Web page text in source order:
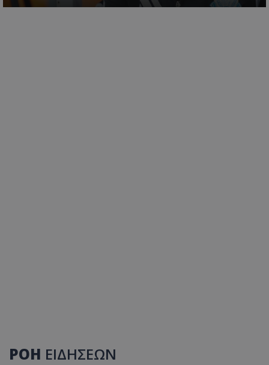
ΡΟΗ ΕΙΔΗΣΕΩΝ